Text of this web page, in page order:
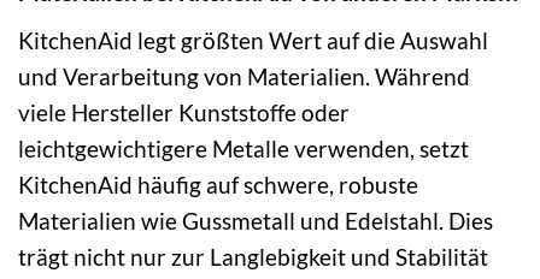
KitchenAid legt größten Wert auf die Auswahl
und Verarbeitung von Materialien. Während
viele Hersteller Kunststoffe oder
leichtgewichtigere Metalle verwenden, setzt
KitchenAid häufig auf schwere, robuste
Materialien wie Gussmetall und Edelstahl. Dies
trägt nicht nur zur Langlebigkeit und Stabilität